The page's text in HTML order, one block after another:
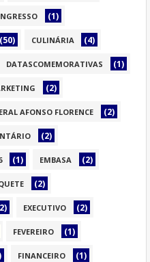
(1)
(50) CULINÁRIA (4)
DATASCOMEMORATIVAS (1)
(2)
AFONSO FLORENCE (2)
(2)
(1) EMBASA (2)
(2)
EXECUTIVO (2)
FEVEREIRO (1)
FINANCEIRO (1)